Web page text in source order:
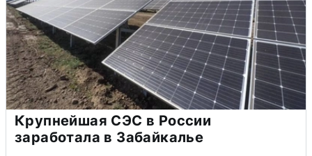
Крупнейшая СЭС в России
заработала в Забайкалье